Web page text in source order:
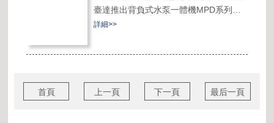
臺達推出背負式水泵一體機MPD系列，
承襲了臺達產品智能化的發展理念，采
詳細>>
首頁 上一頁 下一頁 最后一頁